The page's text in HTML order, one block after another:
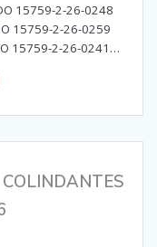
15759-2-26-0248
15759-2-26-0259
15759-2-26-0241…